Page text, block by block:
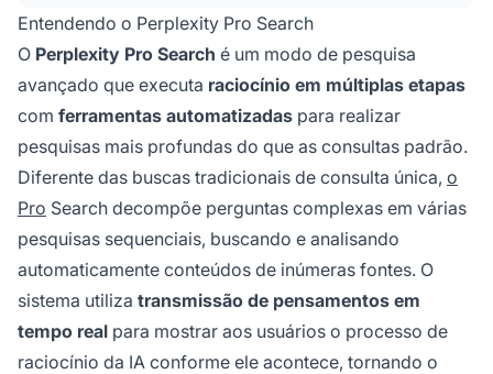
fornecendo respostas mais completas e
precisas do que a pesquisa padrão com
consulta única. O recurso inclui transmissão de
pensamentos em tempo real para mostrar o
processo de raciocínio da IA e está disponível
tanto nos planos gratuitos quanto pagos do
Perplexity.
Entendendo o Perplexity Pro Search
O Perplexity Pro Search é um modo de pesquisa
avançado que executa raciocínio em múltiplas etapas
com ferramentas automatizadas para realizar
pesquisas mais profundas do que as consultas padrão.
Diferente das buscas tradicionais de consulta única, o
Pro Search decompõe perguntas complexas em várias
pesquisas sequenciais, buscando e analisando
automaticamente conteúdos de inúmeras fontes. O
sistema utiliza transmissão de pensamentos em
tempo real para mostrar aos usuários o processo de
raciocínio da IA conforme ele acontece, tornando o